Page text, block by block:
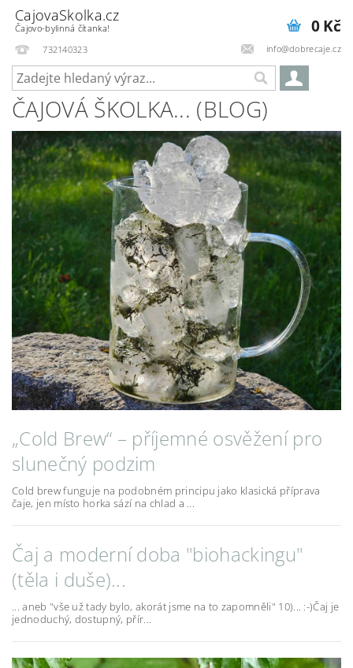
CajovaSkolka.cz
Čajovo-bylinná čítanka!
732140323
info@dobrecaje.cz
0 Kč
ČAJOVÁ ŠKOLKA... (BLOG)
„Cold Brew“ – příjemné osvěžení pro
slunečný podzim
Cold brew funguje na podobném principu jako klasická příprava
čaje, jen místo horka sází na chlad a ...
Čaj a moderní doba "biohackingu"
(těla i duše)...
... aneb "vše už tady bylo, akorát jsme na to zapomněli" 10)... :-)Čaj je
jednoduchý, dostupný, přír...